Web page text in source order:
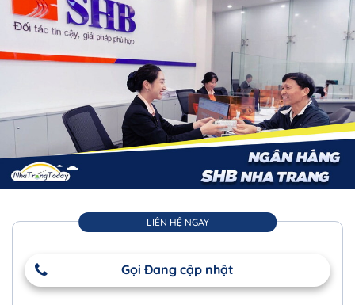
LIÊN HỆ NGAY
Gọi Đang cập nhật